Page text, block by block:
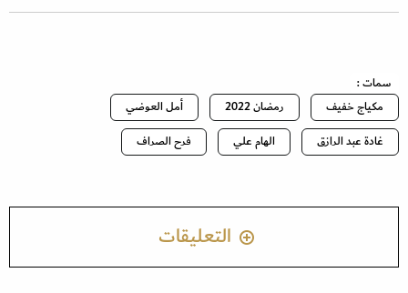
سمات :
مكياج خفيف
رمضان 2022
أمل العوضي
غادة عبد الرازق
الهام علي فرح الصراف
التعليقات